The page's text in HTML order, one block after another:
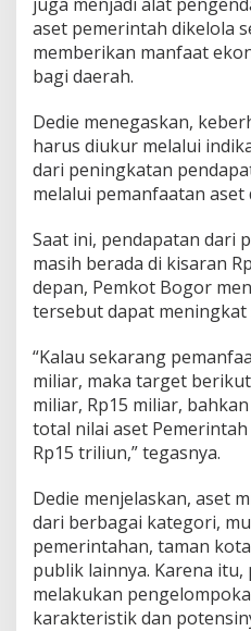
aset pemerintah dikelola
memberikan manfaat
bagi daerah.
Dedie menegaskan,
harus diukur melalui
dari peningkatan
melalui pemanfaatan aset
Saat ini, pendapatan dari
masih berada di kisaran
depan, Pemkot Bogor
tersebut dapat meningkat
“Kalau sekarang
miliar, maka target
miliar, Rp15 miliar,
total nilai aset
Rp15 triliun,” tegasnya.
Dedie menjelaskan, aset
dari berbagai kategori,
pemerintahan, taman
publik lainnya. Karena
melakukan
karakteristik dan